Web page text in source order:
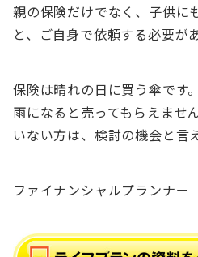
親の保険だけでなく、子供に
と、ご自身で依頼する必要が
保険は晴れの日に買う傘です。
雨になると売ってもらえませ
いない方は、検討の機会と言
ファイナンシャルプランナ